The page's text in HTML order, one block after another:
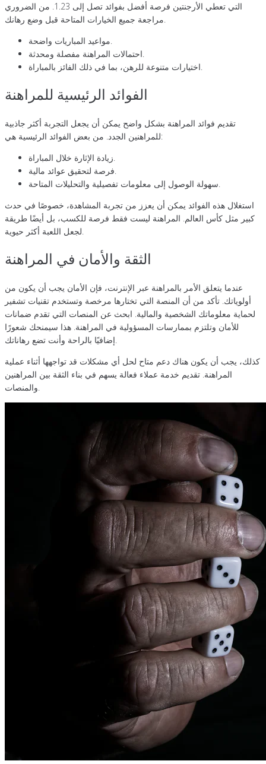
التي تعطي الأرجنتين فرصة أفضل بفوائد تصل إلى 1.23. من الضروري
مراجعة جميع الخيارات المتاحة قبل وضع رهانك.
مواعيد المباريات واضحة.
احتمالات المراهنة مفصلة ومحدثة.
اختيارات متنوعة للرهن، بما في ذلك الفائز بالمباراة.
الفوائد الرئيسية للمراهنة
تقديم فوائد المراهنة بشكل واضح يمكن أن يجعل التجربة أكثر جاذبية
للمراهنين الجدد. من بعض الفوائد الرئيسية هي:
زيادة الإثارة خلال المباراة.
فرصة لتحقيق عوائد مالية.
سهولة الوصول إلى معلومات تفصيلية والتحليلات المتاحة.
استغلال هذه الفوائد يمكن أن يعزز من تجربة المشاهدة، خصوصًا في حدث
كبير مثل كأس العالم. المراهنة ليست فقط فرصة للكسب، بل أيضًا طريقة
لجعل اللعبة أكثر حيوية.
الثقة والأمان في المراهنة
عندما يتعلق الأمر بالمراهنة عبر الإنترنت، فإن الأمان يجب أن يكون من
أولوياتك. تأكد من أن المنصة التي تختارها مرخصة وتستخدم تقنيات تشفير
لحماية معلوماتك الشخصية والمالية. ابحث عن المنصات التي تقدم ضمانات
للأمان وتلتزم بممارسات المسؤولية في المراهنة. هذا سيمنحك شعورًا
إضافيًا بالراحة وأنت تضع رهاناتك.
كذلك، يجب أن يكون هناك دعم متاح لحل أي مشكلات قد تواجهها أثناء عملية
المراهنة. تقديم خدمة عملاء فعالة يسهم في بناء الثقة بين المراهنين
والمنصات.